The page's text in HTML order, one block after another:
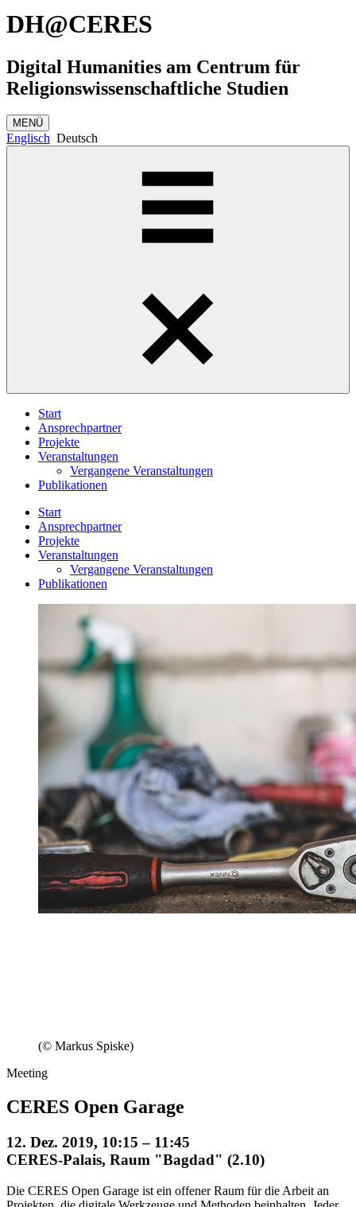
DH@CERES
Digital Humanities am Centrum für
Religionswissenschaftliche Studien
MENÜ
Englisch Deutsch
Start
Ansprechpartner
Projekte
Veranstaltungen
Vergangene Veranstaltungen
Publikationen
Start
Ansprechpartner
Projekte
Veranstaltungen
Vergangene Veranstaltungen
Publikationen
(© Markus Spiske)
Meeting
CERES Open Garage
12. Dez. 2019, 10:15 – 11:45
CERES-Palais, Raum "Bagdad" (2.10)
Die CERES Open Garage ist ein offener Raum für die Arbeit an